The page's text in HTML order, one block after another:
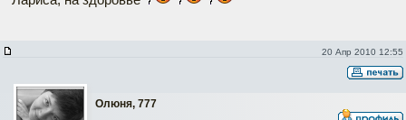
20 Апр 2010 12:55
Олюня, 777